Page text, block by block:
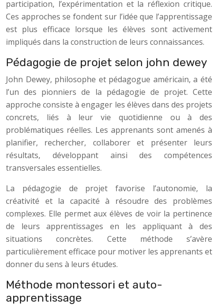
participation, l’expérimentation et la réflexion critique.
Ces approches se fondent sur l’idée que l’apprentissage
est plus efficace lorsque les élèves sont activement
impliqués dans la construction de leurs connaissances.
Pédagogie de projet selon john dewey
John Dewey, philosophe et pédagogue américain, a été
l’un des pionniers de la pédagogie de projet. Cette
approche consiste à engager les élèves dans des projets
concrets, liés à leur vie quotidienne ou à des
problématiques réelles. Les apprenants sont amenés à
planifier, rechercher, collaborer et présenter leurs
résultats, développant ainsi des compétences
transversales essentielles.
La pédagogie de projet favorise l’autonomie, la
créativité et la capacité à résoudre des problèmes
complexes. Elle permet aux élèves de voir la pertinence
de leurs apprentissages en les appliquant à des
situations concrètes. Cette méthode s’avère
particulièrement efficace pour motiver les apprenants et
donner du sens à leurs études.
Méthode montessori et auto-
apprentissage